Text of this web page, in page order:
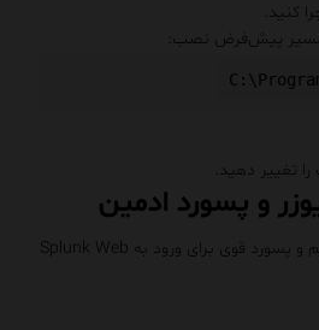
مسیر پیش‌فرض نصب:
تغییر دهید.
در حین نصب باید یک یوزرنیم و پسورد قوی برای ورود به Splunk Web